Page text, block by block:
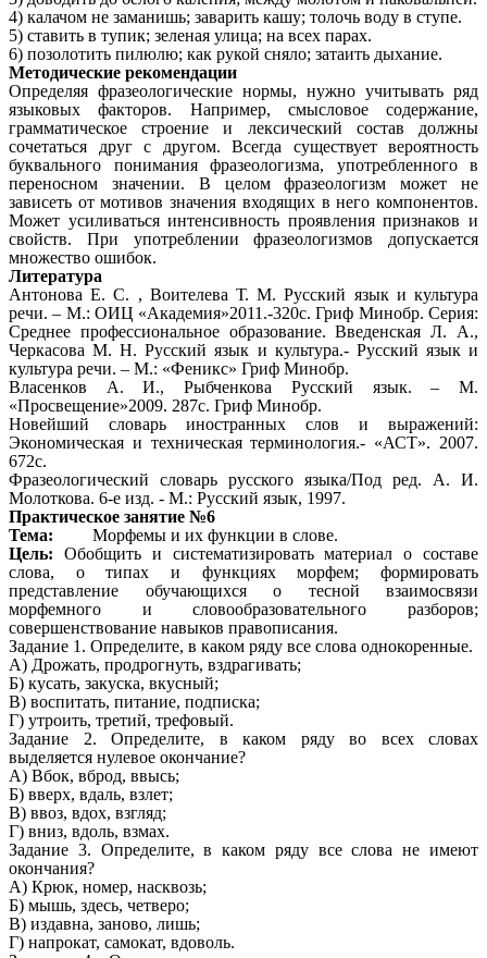
4) калачом не заманишь; заварить кашу; толочь воду в ступе.
5) ставить в тупик; зеленая улица; на всех парах.
6) позолотить пилюлю; как рукой сняло; затаить дыхание.
Методические рекомендации
Определяя фразеологические нормы, нужно учитывать ряд
языковых факторов. Например, смысловое содержание,
грамматическое строение и лексический состав должны
сочетаться друг с другом. Всегда существует вероятность
буквального понимания фразеологизма, употребленного в
переносном значении. В целом фразеологизм может не
зависеть от мотивов значения входящих в него компонентов.
Может усиливаться интенсивность проявления признаков и
свойств. При употреблении фразеологизмов допускается
множество ошибок.
Литература
Антонова Е. С. , Воителева Т. М. Русский язык и культура
речи. – М.: ОИЦ «Академия»2011.-320с. Гриф Минобр. Серия:
Среднее профессиональное образование. Введенская Л. А.,
Черкасова М. Н. Русский язык и культура.- Русский язык и
культура речи. – М.: «Феникс» Гриф Минобр.
Власенков А. И., Рыбченкова Русский язык. – М.
«Просвещение»2009. 287с. Гриф Минобр.
Новейший словарь иностранных слов и выражений:
Экономическая и техническая терминология.- «АСТ». 2007.
672с.
Фразеологический словарь русского языка/Под ред. А. И.
Молоткова. 6-е изд. - М.: Русский язык, 1997.
Практическое занятие №6
Тема:
Морфемы и их функции в слове.
Цель: Обобщить и систематизировать материал о составе
слова, о типах и функциях морфем; формировать
представление обучающихся о тесной взаимосвязи
морфемного и словообразовательного разборов;
совершенствование навыков правописания.
Задание 1. Определите, в каком ряду все слова однокоренные.
А) Дрожать, продрогнуть, вздрагивать;
Б) кусать, закуска, вкусный;
В) воспитать, питание, подписка;
Г) утроить, третий, трефовый.
Задание 2. Определите, в каком ряду во всех словах
выделяется нулевое окончание?
А) Вбок, вброд, ввысь;
Б) вверх, вдаль, взлет;
В) ввоз, вдох, взгляд;
Г) вниз, вдоль, взмах.
Задание 3. Определите, в каком ряду все слова не имеют
окончания?
А) Крюк, номер, насквозь;
Б) мышь, здесь, четверо;
В) издавна, заново, лишь;
Г) напрокат, самокат, вдоволь.